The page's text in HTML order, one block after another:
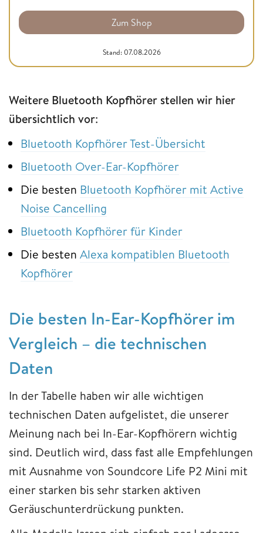
Zum Shop
Stand: 07.08.2026
Weitere Bluetooth Kopfhörer stellen wir hier
übersichtlich vor:
Bluetooth Kopfhörer Test-Übersicht
Bluetooth Over-Ear-Kopfhörer
Die besten Bluetooth Kopfhörer mit Active
Noise Cancelling
Bluetooth Kopfhörer für Kinder
Die besten Alexa kompatiblen Bluetooth
Kopfhörer
Die besten In-Ear-Kopfhörer im
Vergleich – die technischen
Daten
In der Tabelle haben wir alle wichtigen
technischen Daten aufgelistet, die unserer
Meinung nach bei In-Ear-Kopfhörern wichtig
sind. Deutlich wird, dass fast alle Empfehlungen
mit Ausnahme von Soundcore Life P2 Mini mit
einer starken bis sehr starken aktiven
Geräuschunterdrückung punkten.